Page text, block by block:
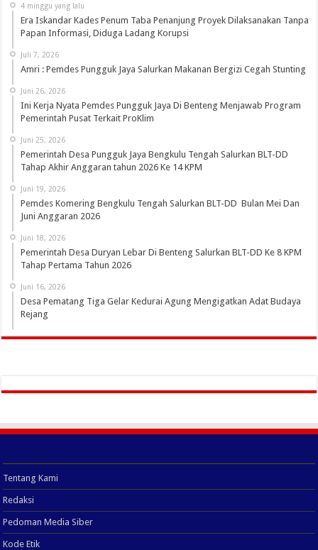
4 minggu yang lalu
Era Iskandar Kades Penum Taba Penanjung Proyek Dilaksanakan Tanpa
Papan Informasi, Diduga Ladang Korupsi
Juli 7, 2026
Amri : Pemdes Pungguk Jaya Salurkan Makanan Bergizi Cegah Stunting
Juni 26, 2026
Ini Kerja Nyata Pemdes Pungguk Jaya Di Benteng Menjawab Program
Pemerintah Pusat Terkait ProKlim
Juni 25, 2026
Pemerintah Desa Pungguk Jaya Bengkulu Tengah Salurkan BLT-DD
Tahap Akhir Anggaran tahun 2026 Ke 14 KPM
Juni 19, 2026
Pemdes Komering Bengkulu Tengah Salurkan BLT-DD Bulan Mei Dan
Juni Anggaran 2026
Juni 18, 2026
Pemerintah Desa Duryan Lebar Di Benteng Salurkan BLT-DD Ke 8 KPM
Tahap Pertama Tahun 2026
Juni 16, 2026
Desa Pematang Tiga Gelar Kedurai Agung Mengigatkan Adat Budaya
Rejang
Tentang Kami
Redaksi
Pedoman Media Siber
Kode Etik